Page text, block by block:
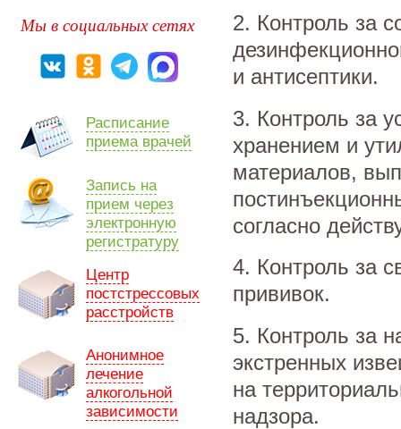
2. Контроль за
и антисептики.
3. Контроль за
хранением и
материалов,
согласно
4. Контроль за
прививок.
5. Контроль за
экстренных
на
надзора.
Мы в социальных сетях
Расписание
приема врачей
Запись на
прием через
электронную
регистратуру
Центр
постстрессовых
расстройств
Анонимное
лечение
алкогольной
зависимости